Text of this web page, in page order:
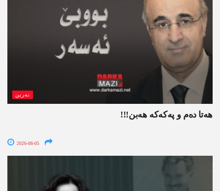
نەرین
ھەتا دەم و پەکەکە ھەبن!!!
2026-08-05